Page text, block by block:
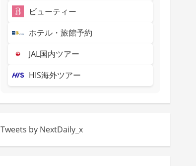
ビューティー
ホテル・旅館予約
JAL国内ツアー
HIS海外ツアー
Tweets by NextDaily_x